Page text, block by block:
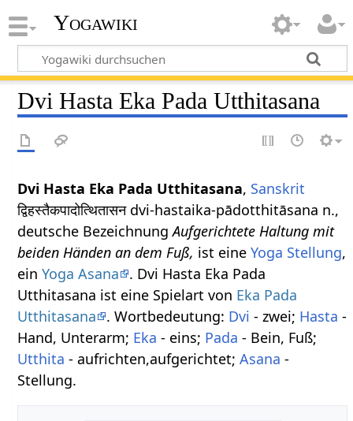
Yogawiki
Dvi Hasta Eka Pada Utthitasana
Dvi Hasta Eka Pada Utthitasana, Sanskrit
द्विहस्तैकपादोत्थितासन dvi-hastaika-pādotthitāsana n.,
deutsche BezeichnungAufgerichtete Haltung mit
beiden Händen an dem Fuß, ist eineYoga Stellung,
einYoga Asana
. Dvi Hasta Eka Pada
Utthitasana ist eine Spielart von Eka Pada
Utthitasana
. Wortbedeutung: Dvi - zwei; Hasta -
Hand, Unterarm; Eka - eins; Pada - Bein, Fuß;
Utthita - aufrichten,aufgerichtet;Asana -
Stellung.